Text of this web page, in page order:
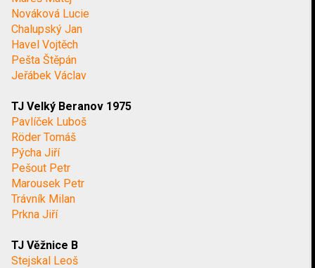
Nováková Lucie
Chalupský Jan
Havel Vojtěch
Pešta Štěpán
Jeřábek Václav
TJ Velký Beranov 1975
Pavlíček Luboš
Röder Tomáš
Pýcha Jiří
Pešout Petr
Marousek Petr
Trávník Milan
Prkna Jiří
TJ Věžnice B
Stejskal Leoš